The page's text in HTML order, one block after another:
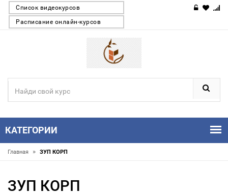
Список видеокурсов
Расписание онлайн-курсов
КАТЕГОРИИ
Главная » ЗУП КОРП
ЗУП КОРП